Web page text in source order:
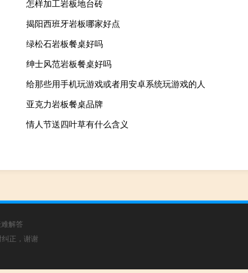
怎样加工岩板地台砖
揭阳西班牙岩板哪家好点
绿松石岩板餐桌好吗
绅士风范岩板餐桌好吗
给那些用手机玩游戏或者用安卓系统玩游戏的人
亚克力岩板餐桌品牌
情人节送四叶草有什么含义
解答
正，谢谢